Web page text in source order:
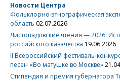
Новости Центра
Фольклорно-этнографическая
область 02.07.2026
Листопадовские чтения — 2026:
российского казачества 19.06.2026
II Всероссийский фестиваль-
песен «Во матушке во Москве»
Стипендия и премия губернатора